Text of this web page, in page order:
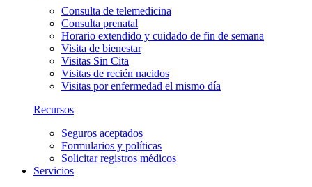
Consulta de telemedicina
Consulta prenatal
Horario extendido y cuidado de fin de semana
Visita de bienestar
Visitas Sin Cita
Visitas de recién nacidos
Visitas por enfermedad el mismo día
Recursos
Seguros aceptados
Formularios y políticas
Solicitar registros médicos
Servicios